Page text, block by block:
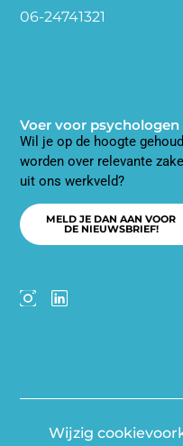
06-24741321
Voer voor psychologen
Wil je op de hoogte
worden over relevante
uit ons werkveld?
MELD JE DAN AAN VOOR
DE NIEUWSBRIEF!
Wijzig